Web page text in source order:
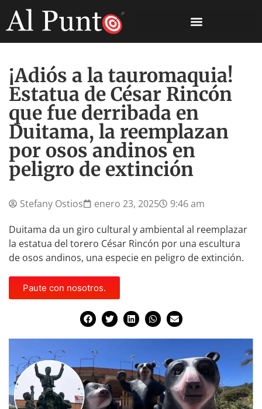
¡Adiós a la tauromaquia!
Estatua de César Rincón
que fue derribada en
Duitama, la reemplazan
por osos andinos en
peligro de extinción
Stefany Ostios enero 23, 2025
9:46 am
Duitama da un giro cultural y ambiental al reemplazar
la estatua del torero César Rincón por una escultura
de osos andinos, una especie en peligro de extinción.
Paute con nosotros.